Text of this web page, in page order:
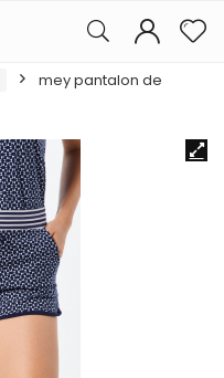
mey pantalon de